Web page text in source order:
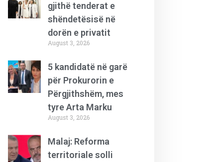
gjithë tenderat e
shëndetësisë në
dorën e privatit
August 3, 2026
5 kandidatë në garë
për Prokurorin e
Përgjithshëm, mes
tyre Arta Marku
August 3, 2026
Malaj: Reforma
territoriale solli